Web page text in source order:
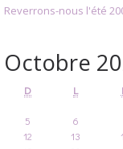
Reverrons-nous l'été
Octobre
D L
5
6
12
13